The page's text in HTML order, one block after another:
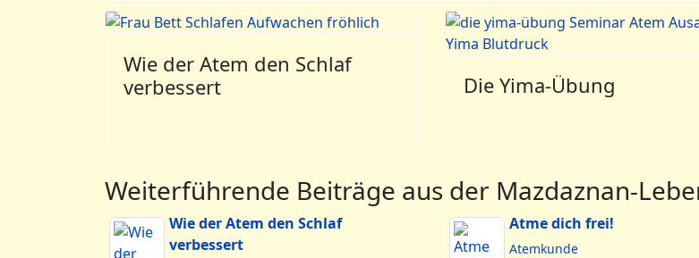
Wie der Atem den Schlaf
verbessert
Die Yima-Übung
Weiterführende Beiträge aus der Mazdaznan-
Wie der Atem den Schlaf
verbessert
Atme dich frei!
Atemkunde